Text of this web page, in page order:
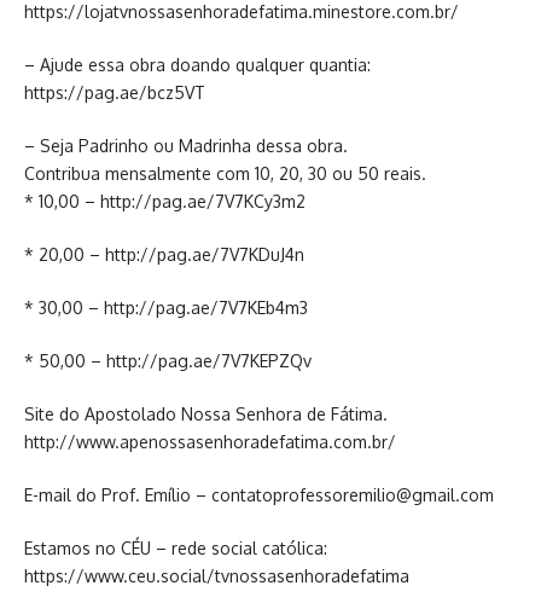
https://lojatvnossasenhoradefatima.minestore.com.br/
– Ajude essa obra doando qualquer quantia:
https://pag.ae/bcz5VT
– Seja Padrinho ou Madrinha dessa obra.
Contribua mensalmente com 10, 20, 30 ou 50 reais.
* 10,00 – http://pag.ae/7V7KCy3m2
* 20,00 – http://pag.ae/7V7KDuJ4n
* 30,00 – http://pag.ae/7V7KEb4m3
* 50,00 – http://pag.ae/7V7KEPZQv
Site do Apostolado Nossa Senhora de Fátima.
http://www.apenossasenhoradefatima.com.br/
E-mail do Prof. Emílio – contatoprofessoremilio@gmail.com
Estamos no CÉU – rede social católica:
https://www.ceu.social/tvnossasenhoradefatima